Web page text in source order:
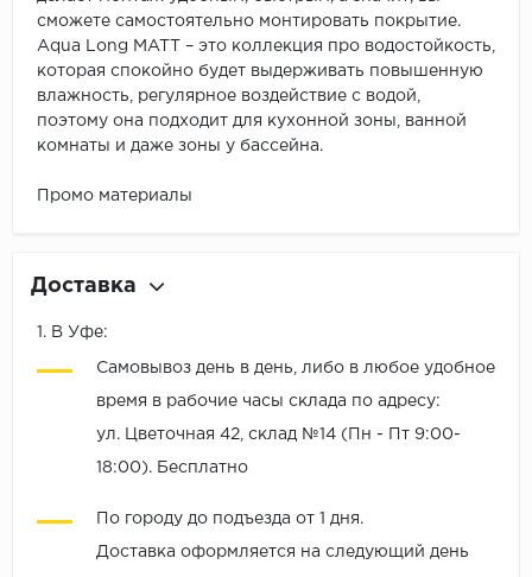
сможете самостоятельно монтировать покрытие.
Aqua Long MATT – это коллекция про водостойкость,
которая спокойно будет выдерживать повышенную
влажность, регулярное воздействие с водой,
поэтому она подходит для кухонной зоны, ванной
комнаты и даже зоны у бассейна.
Промо материалы
Доставка
1. В Уфе:
Самовывоз день в день, либо в любое удобное
время в рабочие часы склада по адресу:
ул. Цветочная 42, склад №14 (Пн - Пт 9:00-
18:00). Бесплатно
По городу до подъезда от 1 дня.
Доставка оформляется на следующий день